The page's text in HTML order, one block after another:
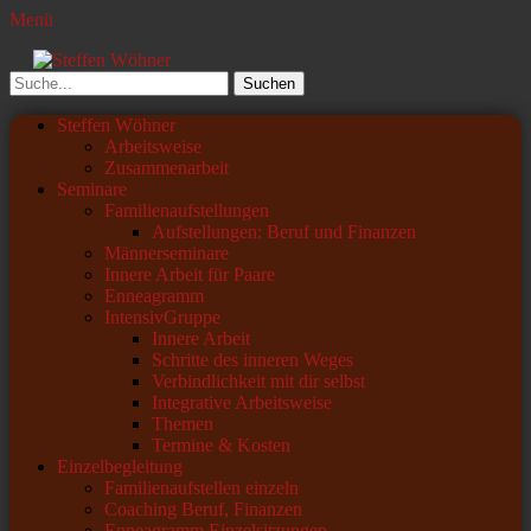
Menü
Steffen Wöhner
Lehrer und Seminarleiter
Suchen
nach:
Primäres
Zum
Steffen Wöhner
Arbeitsweise
Zusammenarbeit
Seminare
Familienaufstellungen
Aufstellungen: Beruf und Finanzen
Männerseminare
Innere Arbeit für Paare
Enneagramm
IntensivGruppe
Innere Arbeit
Schritte des inneren Weges
Verbindlichkeit mit dir selbst
Integrative Arbeitsweise
Themen
Termine & Kosten
Einzelbegleitung
Familienaufstellen einzeln
Coaching Beruf, Finanzen